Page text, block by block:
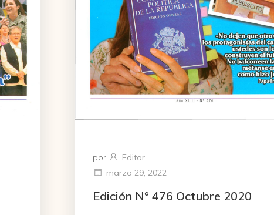
por
Editor
marzo 29, 2022
Edición N° 476 Octubre 2020